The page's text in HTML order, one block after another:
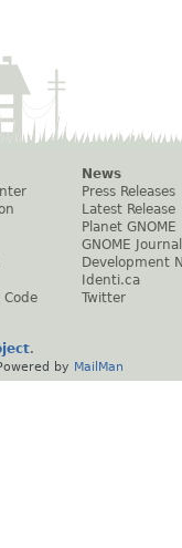
Code
News
Press Releases
Latest Release
Planet GNOME
GNOME Journal
Development
Identi.ca
Twitter
.
by MailMan